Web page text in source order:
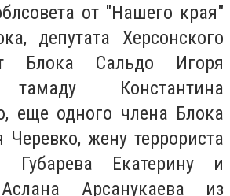
от "Нашего края"
депутата Херсонского
Блока Сальдо Игоря
тамаду Константина
еще одного члена Блока
Черевко, жену террориста
Екатерину и
Арсанукаева из